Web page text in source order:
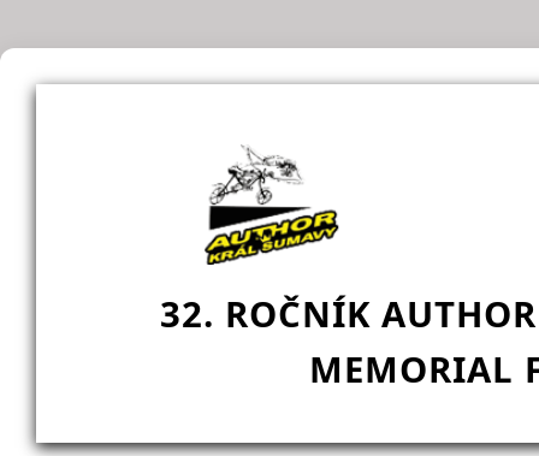
32. ROČNÍK
MEMORIAL